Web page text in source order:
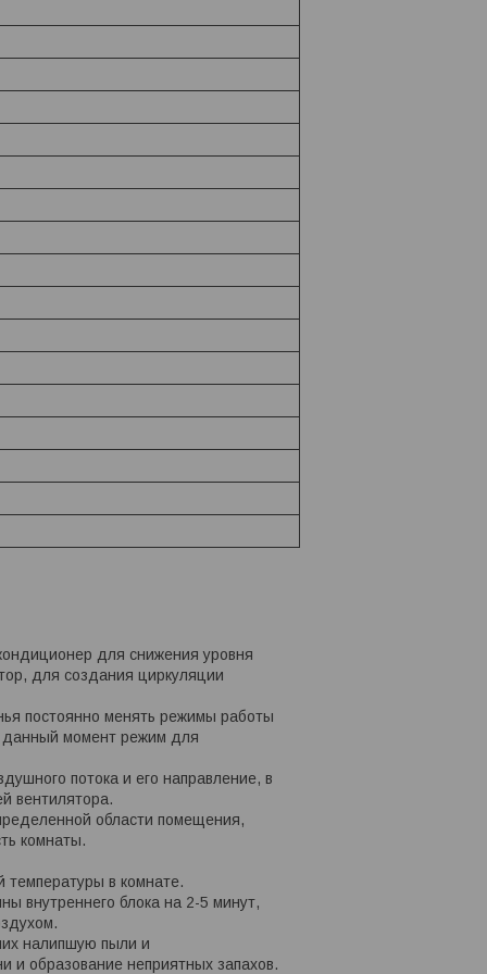
для снижения уровня
для создания циркуляции
постоянно менять режимы работы
данный момент режим для
потока и его направление, в
вентилятора.
области помещения,
комнаты.
в комнате.
внутреннего блока на 2-5 минут,
налипшую пыли и
и образование неприятных запахов.